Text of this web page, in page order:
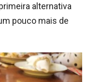
alternativa
pouco mais de